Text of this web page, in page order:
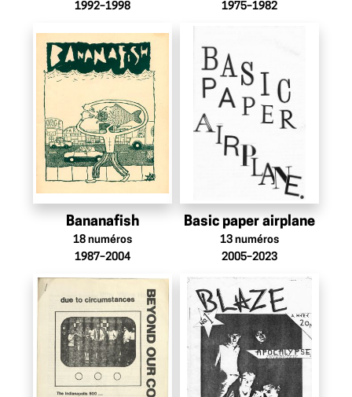
1992–1998
1975–1982
Bananafish
18 numéros
1987–2004
Basic paper airplane
13 numéros
2005–2023